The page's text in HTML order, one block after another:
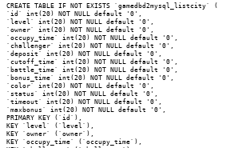
CREATE TABLE IF NOT EXISTS `gamedbd2mysql_listcity` (
`id` int(20) NOT NULL default '0',
`level` int(20) NOT NULL default '0',
`owner` int(20) NOT NULL default '0',
`occupy_time` int(20) NOT NULL default '0',
`challenger` int(20) NOT NULL default '0',
`deposit` int(20) NOT NULL default '0',
`cutoff_time` int(20) NOT NULL default '0',
`battle_time` int(20) NOT NULL default '0',
`bonus_time` int(20) NOT NULL default '0',
`color` int(20) NOT NULL default '0',
`status` int(20) NOT NULL default '0',
`timeout` int(20) NOT NULL default '0',
`maxbonus` int(20) NOT NULL default '0',
PRIMARY KEY (`id`),
KEY `level` (`level`),
KEY `owner` (`owner`),
KEY `occupy_time` (`occupy_time`),